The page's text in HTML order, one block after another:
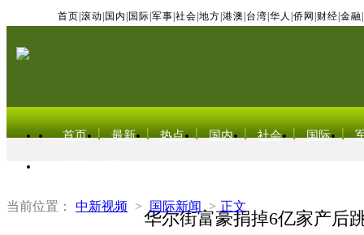
首页 滚动 国内 国际 军事 社会 地方 港澳 台湾 华人 侨网 财经 金融
首页 最新 热点 国内 社会 国际
当前位置： 中新视频 > 国际新闻 > 正文
华尔街富豪捐掉6亿家产后